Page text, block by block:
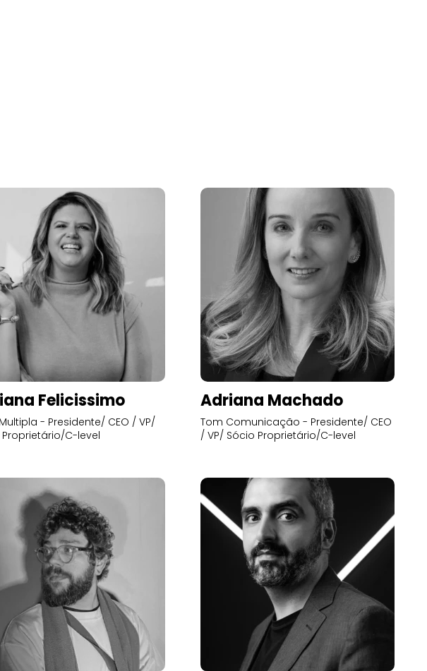
Felicissimo
- Presidente/ CEO / VP/
Proprietário/C-level
Adriana Machado
Tom Comunicação - Presidente/ CEO
/ VP/ Sócio Proprietário/C-level